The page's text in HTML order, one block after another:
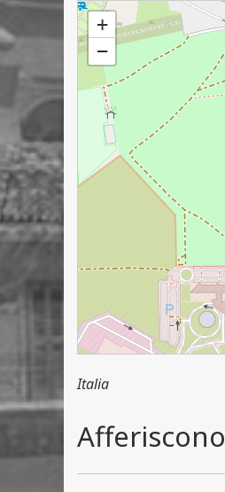
Avola
+
−
Italia
Afferiscono